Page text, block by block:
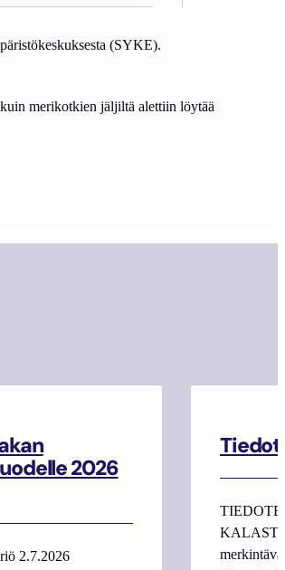
(SYKE).
merikotkien jäljiltä alettiin löytää
2026
2.7.2026